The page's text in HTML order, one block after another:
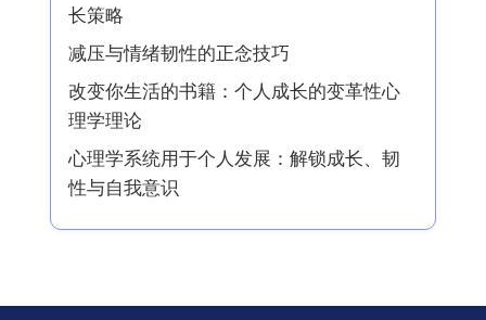
长策略
减压与情绪韧性的正念技巧
改变你生活的书籍：个人成长的变革性心
理学理论
心理学系统用于个人发展：解锁成长、韧
性与自我意识